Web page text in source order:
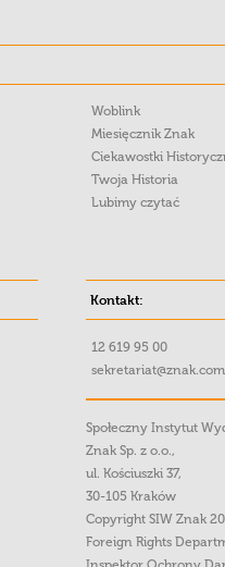
Woblink
Miesięcznik Znak
Ciekawostki
Twoja Historia
Lubimy czytać
Kontakt:
12 619 95 00
Społeczny Instytut
Znak Sp. z o.o.,
ul. Kościuszki 37,
30-105 Kraków
Copyright SIW Znak
Foreign Rights